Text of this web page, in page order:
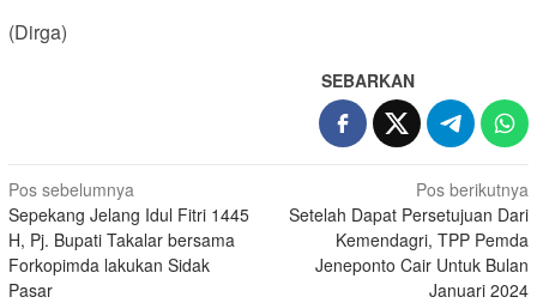
(Dirga)
SEBARKAN
Navigasi
pos
Pos sebelumnya
Sepekang Jelang Idul Fitri 1445
H, Pj. Bupati Takalar bersama
Forkopimda lakukan Sidak
Pasar
Pos berikutnya
Setelah Dapat Persetujuan Dari
Kemendagri, TPP Pemda
Jeneponto Cair Untuk Bulan
Januari 2024